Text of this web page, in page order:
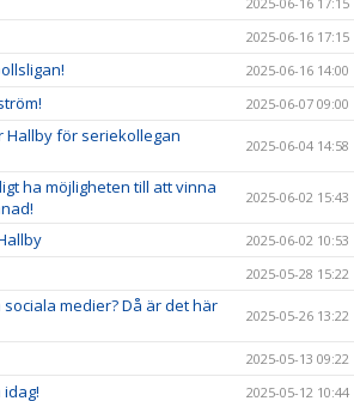
2025-06-16 17:15
2025-06-16 14:00
2025-06-07 09:00
Hallby för seriekollegan
2025-06-04 14:58
ha möjligheten till att vinna
2025-06-02 15:43
2025-06-02 10:53
2025-05-28 15:22
medier? Då är det här
2025-05-26 13:22
2025-05-13 09:22
idag! 2025-05-12 10:44